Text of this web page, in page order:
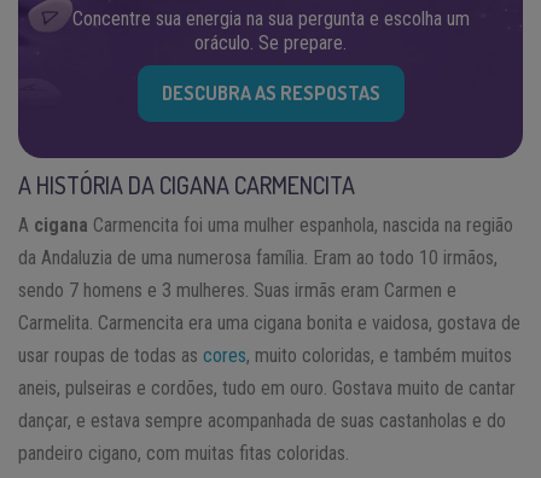
Concentre sua energia na sua pergunta e escolha um
oráculo. Se prepare.
DESCUBRA AS RESPOSTAS
A HISTÓRIA DA CIGANA CARMENCITA
A cigana Carmencita foi uma mulher espanhola, nascida na região
da Andaluzia de uma numerosa família. Eram ao todo 10 irmãos,
sendo 7 homens e 3 mulheres. Suas irmãs eram Carmen e
Carmelita. Carmencita era uma cigana bonita e vaidosa, gostava de
usar roupas de todas as cores, muito coloridas, e também muitos
aneis, pulseiras e cordões, tudo em ouro. Gostava muito de cantar
dançar, e estava sempre acompanhada de suas castanholas e do
pandeiro cigano, com muitas fitas coloridas.